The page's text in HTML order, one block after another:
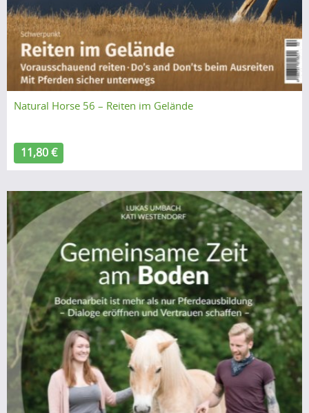
Natural Horse 56 – Reiten im Gelände
11,80 €